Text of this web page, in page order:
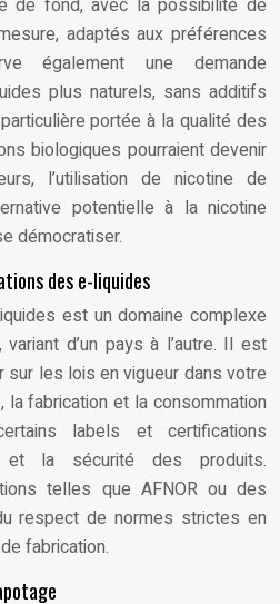
adaptés aux préférences
également une demande
plus naturels, sans additifs
portée à la qualité des
biologiques pourraient devenir
l’utilisation de nicotine de
potentielle à la nicotine
démocratiser.
des e-liquides
est un domaine complexe
d’un pays à l’autre. Il est
les lois en vigueur dans votre
la fabrication et la consommation
labels et certifications
et la sécurité des produits.
telles que AFNOR ou des
respect de normes strictes en
fabrication.